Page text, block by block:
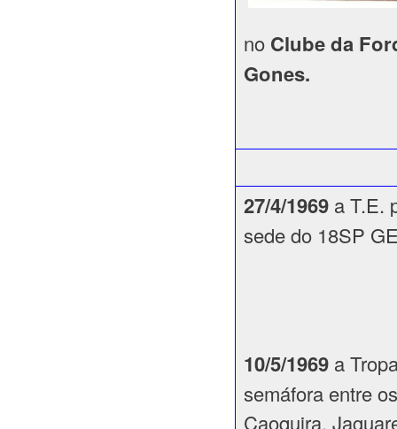
no Clube da
Gones.
27/4/1969 a T.E.
sede do 18SP
10/5/1969 a
semáfora entre
Caoquira,